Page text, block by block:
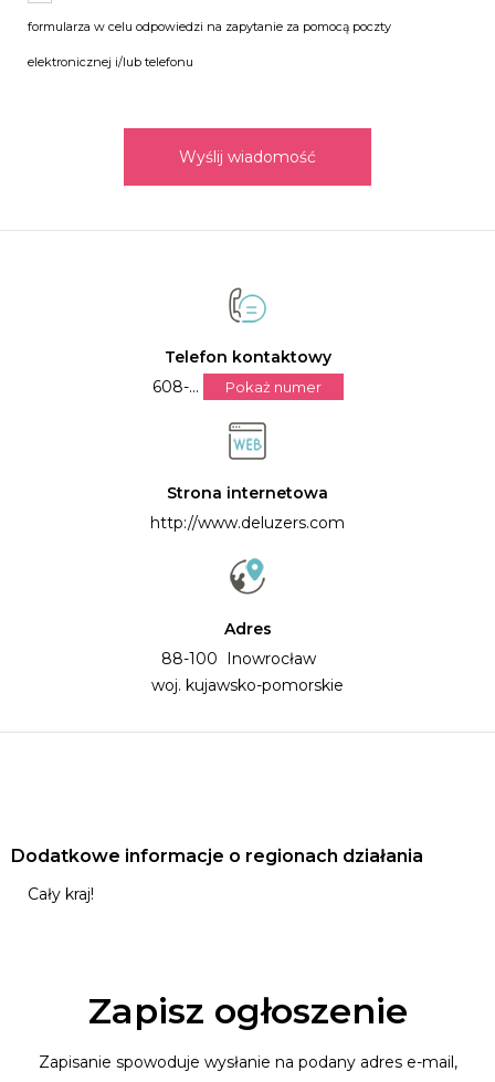
formularza w celu odpowiedzi na zapytanie za pomocą poczty
elektronicznej i/lub telefonu
Wyślij wiadomość
Telefon kontaktowy
608-...
Pokaż numer
Strona internetowa
http://www.deluzers.com
Adres
88-100 Inowrocław
woj. kujawsko-pomorskie
Dodatkowe informacje o regionach działania
Cały kraj!
Zapisz ogłoszenie
Zapisanie spowoduje wysłanie na podany adres e-mail,